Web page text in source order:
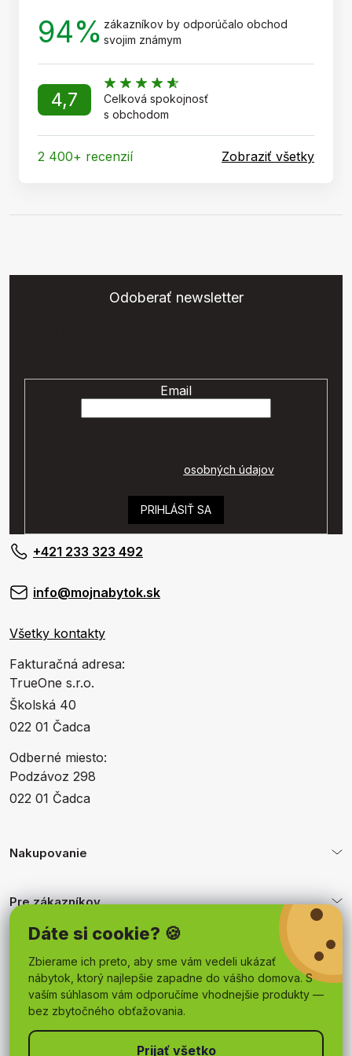
Dáte si cookie? 🍪
Zbierame ich preto, aby sme vám vedeli ukázať
nábytok, ktorý najlepšie zapadne do vášho domova. S
vaším súhlasom vám odporučíme vhodnejšie produkty —
bez zbytočného obťažovania.
94% zákazníkov by odporúčalo obchod
svojim známym
4,7
Celková spokojnosť
s obchodom
2 400+ recenzií Zobraziť všetky
Odoberať newsletter
Email
osobných údajov.
PRIHLÁSIŤ SA
+421 233 323 492
info@mojnabytok.sk
Všetky kontakty
Fakturačná adresa:
TrueOne s.r.o.
Školská 40
022 01 Čadca
Odberné miesto:
Podzávoz 298
022 01 Čadca
Nakupovanie
Pre zákazníkov